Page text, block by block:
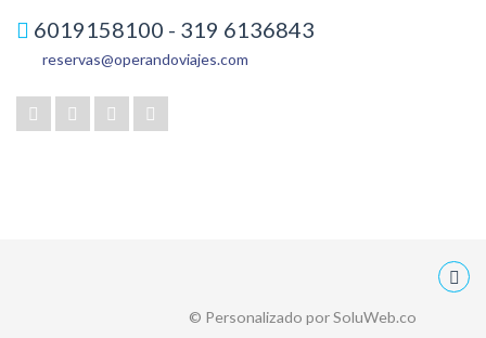
6019158100 - 319 6136843
reservas@operandoviajes.com
© Personalizado por SoluWeb.co